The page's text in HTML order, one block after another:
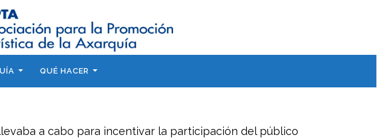
QUÉ HACER
a cabo para incentivar la participación del público